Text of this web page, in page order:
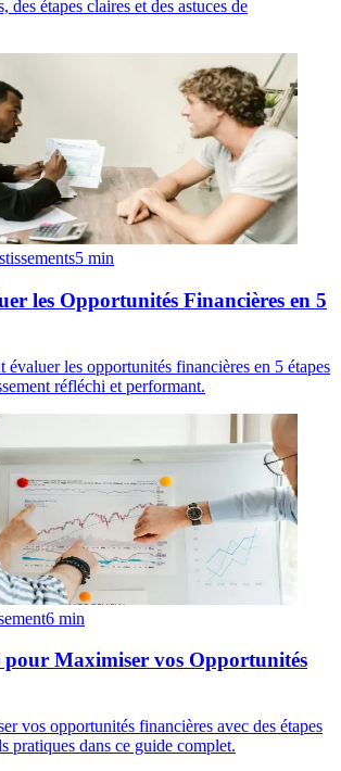
des étapes claires et des astuces de
5 min
les Opportunités Financières en 5
évaluer les opportunités financières en 5 étapes
réfléchi et performant.
6 min
Maximiser vos Opportunités
vos opportunités financières avec des étapes
pratiques dans ce guide complet.